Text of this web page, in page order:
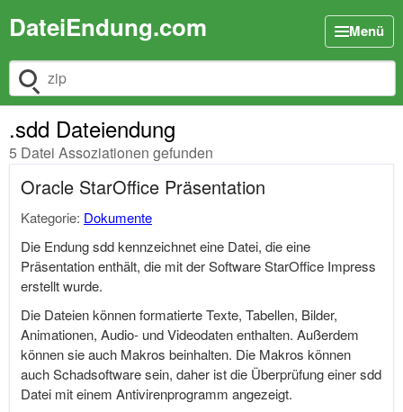
DateiEndung.com Menü
Dateiendung suchen
.sdd Dateiendung
5 Datei Assoziationen gefunden
Oracle StarOffice Präsentation
Kategorie: Dokumente
Die Endung sdd kennzeichnet eine Datei, die eine
Präsentation enthält, die mit der Software StarOffice Impress
erstellt wurde.
Die Dateien können formatierte Texte, Tabellen, Bilder,
Animationen, Audio- und Videodaten enthalten. Außerdem
können sie auch Makros beinhalten. Die Makros können
auch Schadsoftware sein, daher ist die Überprüfung einer sdd
Datei mit einem Antivirenprogramm angezeigt.